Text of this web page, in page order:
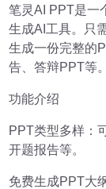
笔灵AI PPT是一
生成AI工具。只
生成一份完整的
告、答辩PPT等。
功能介绍
PPT类型多样：
开题报告等。
免费生成PPT大